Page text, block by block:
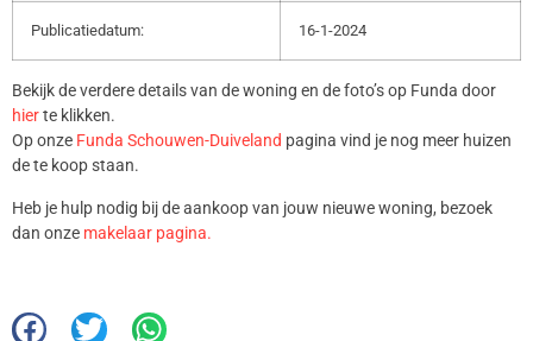
Publicatiedatum: 16-1-2024
Bekijk de verdere details van de woning en de foto’s op Funda door
hierte klikken.
Op onze Funda Schouwen-Duiveland pagina vind je nog meer huizen
de te koop staan.
Heb je hulp nodig bij de aankoop van jouw nieuwe woning, bezoek
dan onze makelaar pagina.